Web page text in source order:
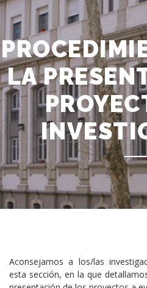
navegación
principal
LA
Aconsejamos a los/las
esta sección, en la que